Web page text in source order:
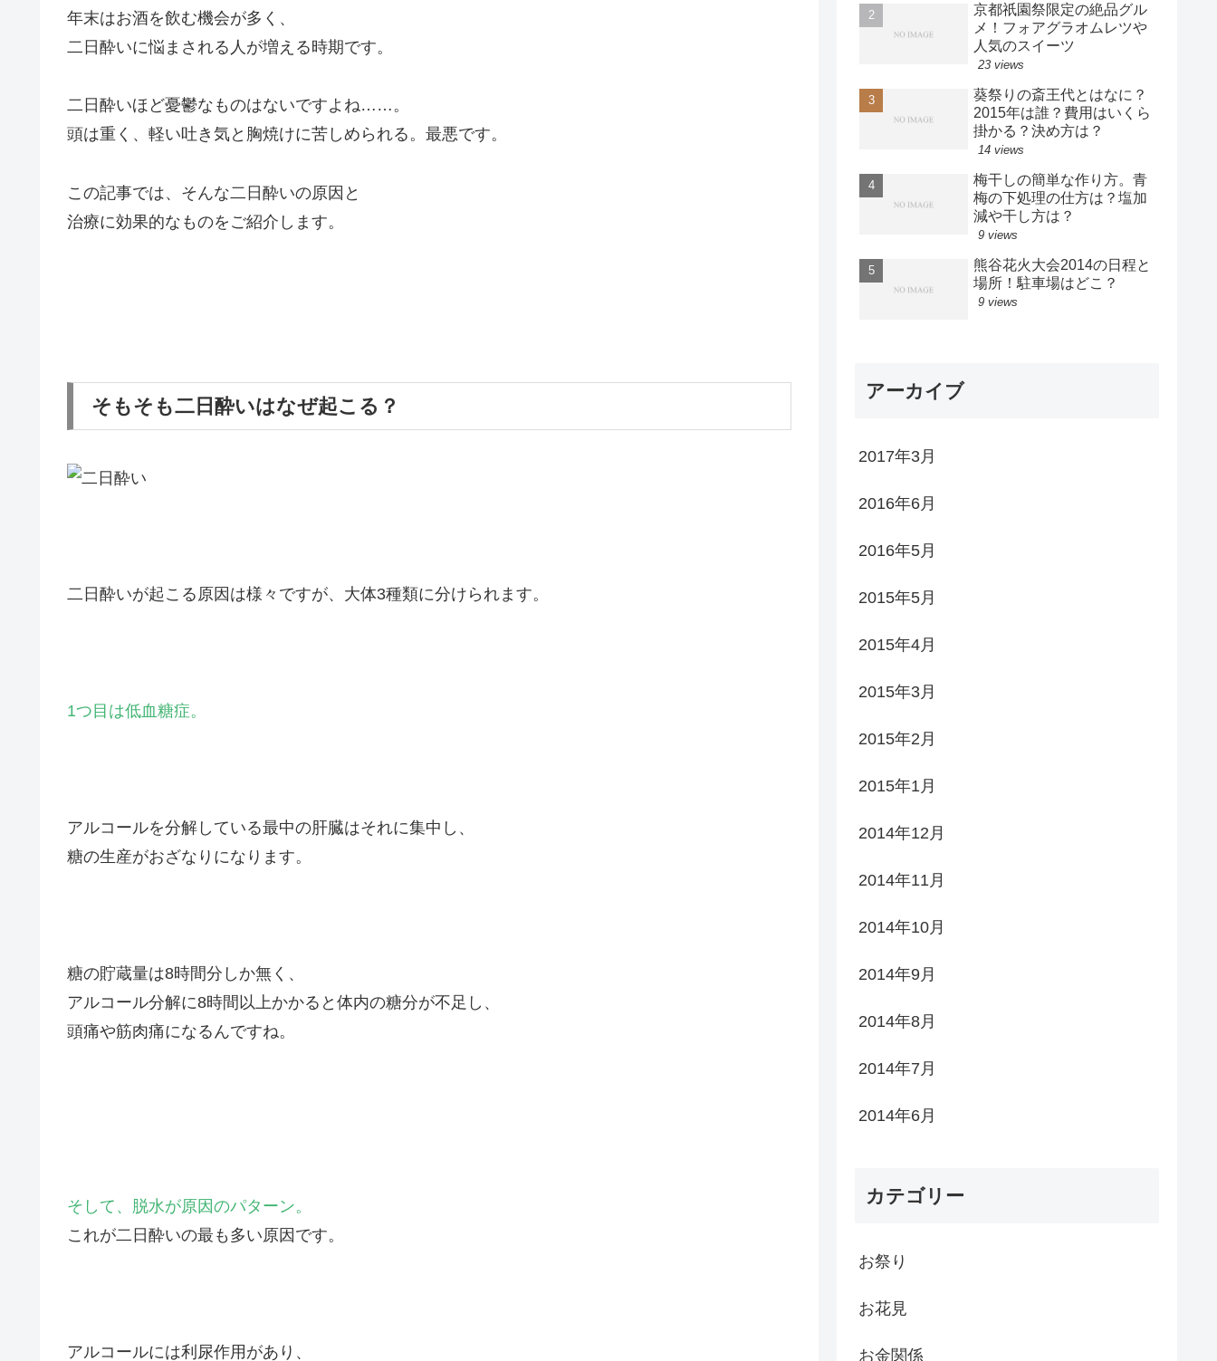
年末はお酒を飲む機会が多く、
二日酔いに悩まされる人が増える時期です。
二日酔いほど憂鬱なものはないですよね……。
頭は重く、軽い吐き気と胸焼けに苦しめられる。最悪です。
この記事では、そんな二日酔いの原因と
治療に効果的なものをご紹介します。
そもそも二日酔いはなぜ起こる？
二日酔いが起こる原因は様々ですが、大体3種類に分けられます。
1つ目は低血糖症。
アルコールを分解している最中の肝臓はそれに集中し、
糖の生産がおざなりになります。
糖の貯蔵量は8時間分しか無く、
アルコール分解に8時間以上かかると体内の糖分が不足し、
頭痛や筋肉痛になるんですね。
そして、脱水が原因のパターン。
これが二日酔いの最も多い原因です。
アルコールには利尿作用があり、
京都祇園祭限定の絶品グル
メ！フォアグラオムレツや
人気のスイーツ
23 views
葵祭りの斎王代とはなに？
2015年は誰？費用はいくら
掛かる？決め方は？
14 views
梅干しの簡単な作り方。青
梅の下処理の仕方は？塩加
減や干し方は？
9 views
熊谷花火大会2014の日程と
場所！駐車場はどこ？
9 views
アーカイブ
2017年3月
2016年6月
2016年5月
2015年5月
2015年4月
2015年3月
2015年2月
2015年1月
2014年12月
2014年11月
2014年10月
2014年9月
2014年8月
2014年7月
2014年6月
カテゴリー
お祭り
お花見
お金関係